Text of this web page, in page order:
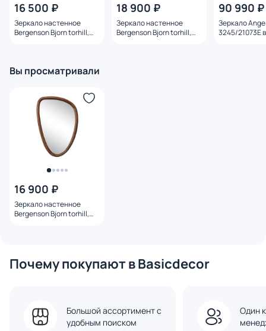
16 500 ₽
Зеркало настенное
Bergenson Bjorn torhill,
18 900 ₽
Зеркало настенное
Bergenson Bjorn torhill,
90 990 ₽
Зеркало
3245/21073E в
Вы просматривали
16 900 ₽
Зеркало настенное
Bergenson Bjorn torhill,
Почему покупают в Basicdecor
Большой ассортимент с
удобным поиском
Один